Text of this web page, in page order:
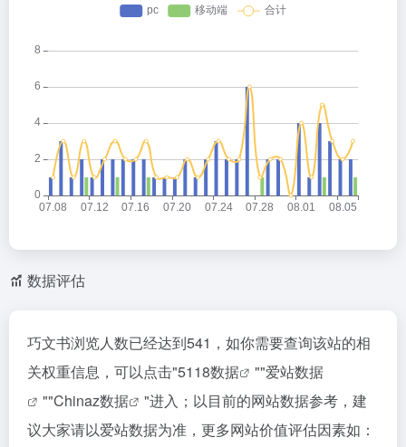
数据评估
巧文书浏览人数已经达到541，如你需要查询该站的相
关权重信息，可以点击"5118数据 ""爱站数据
""Chinaz数据
"进入；以目前的网站数据参考，建
议大家请以爱站数据为准，更多网站价值评估因素如：